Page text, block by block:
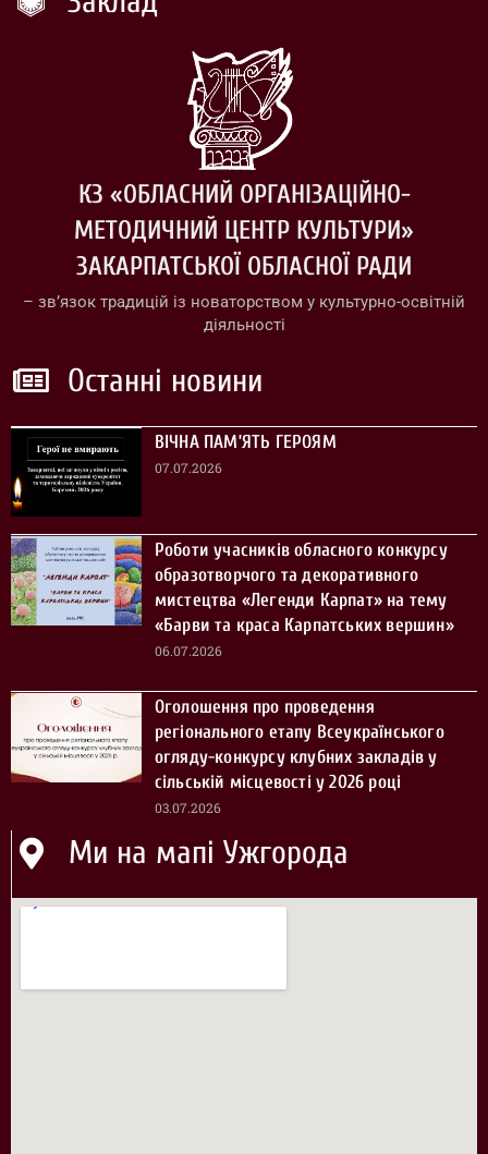
КЗ «ОБЛАСНИЙ ОРГАНІЗАЦІЙНО-
МЕТОДИЧНИЙ ЦЕНТР КУЛЬТУРИ»
ЗАКАРПАТСЬКОЇ ОБЛАСНОЇ РАДИ
– зв’язок традицій із новаторством у культурно-освітній
діяльності
Останні новини
ВІЧНА ПАМ’ЯТЬ ГЕРОЯМ
07.07.2026
Роботи учасників обласного конкурсу
образотворчого та декоративного
мистецтва «Легенди Карпат» на тему
«Барви та краса Карпатських вершин»
06.07.2026
Оголошення про проведення
регіонального етапу Всеукраїнського
огляду-конкурсу клубних закладів у
сільській місцевості у 2026 році
03.07.2026
Ми на мапі Ужгорода